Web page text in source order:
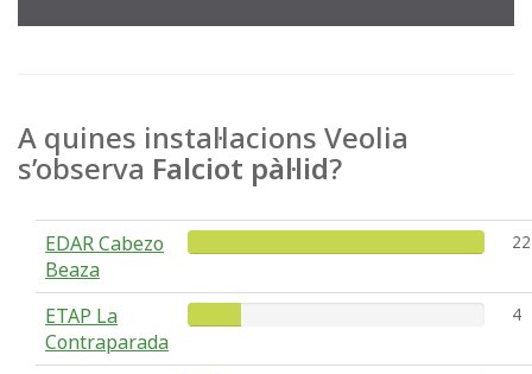
A quines instal·lacions Veolia
s’observa Falciot pàl·lid?
EDAR Cabezo
Beaza
22
ETAP La
Contraparada
4